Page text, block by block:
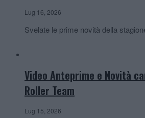
Lug 16, 2026
Svelate le prime novità della
Video Anteprime e Novità
Roller Team
Lug 15, 2026